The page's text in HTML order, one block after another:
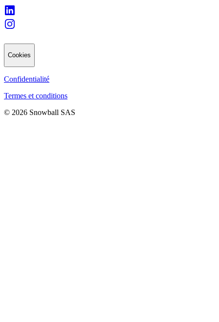
Cookies
Confidentialité
Termes et conditions
© 2026 Snowball SAS